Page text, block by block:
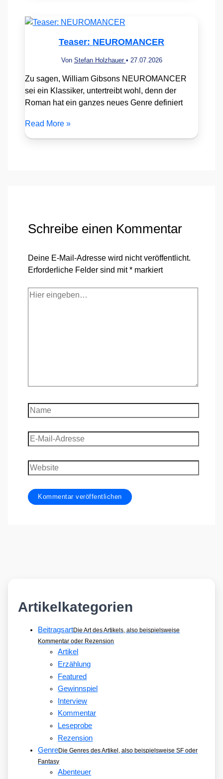
Teaser: NEUROMANCER
Von Stefan Holzhauer • 27.07.2026
Zu sagen, William Gibsons NEUROMANCER
sei ein Klassiker, untertreibt wohl, denn der
Roman hat ein ganzes neues Genre definiert
Read More »
Schreibe einen Kommentar
Deine E-Mail-Adresse wird nicht veröffentlicht.
Erforderliche Felder sind mit* markiert
Hier
Name
E-
Mail-
Adresse
Website
Artikelkategorien
BeitragsartDie Art des Artikels, also beispielsweise
Kommentar oder Rezension
Artikel
Erzählung
Featured
Gewinnspiel
Interview
Kommentar
Leseprobe
Rezension
GenreDie Genres des Artikel, also beispielsweise SF oder
Fantasy
Abenteuer